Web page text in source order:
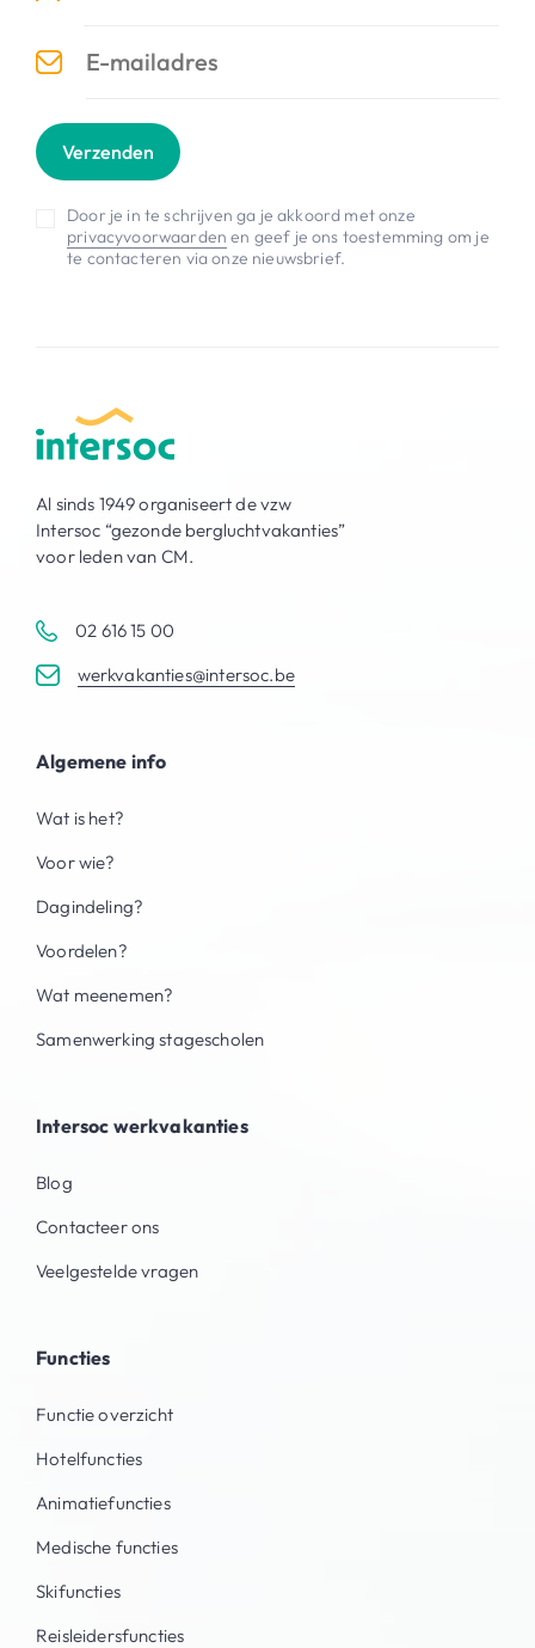
Verzenden
Door je in te schrijven ga je akkoord met onze
privacyvoorwaarden en geef je ons toestemming om je
te contacteren via onze nieuwsbrief.
Al sinds 1949 organiseert de vzw
Intersoc “gezonde bergluchtvakanties”
voor leden van CM.
02 616 15 00
werkvakanties@intersoc.be
Algemene info
Wat is het?
Voor wie?
Dagindeling?
Voordelen?
Wat meenemen?
Samenwerking stagescholen
Intersoc werkvakanties
Blog
Contacteer ons
Veelgestelde vragen
Functies
Functie overzicht
Hotelfuncties
Animatiefuncties
Medische functies
Skifuncties
Reisleidersfuncties